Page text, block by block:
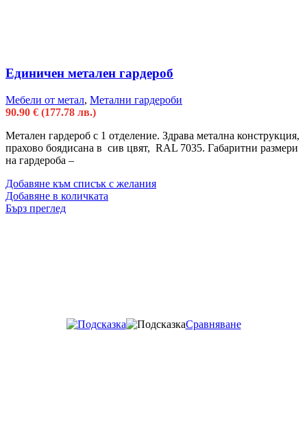
Единичен метален гардероб
Мебели от метал, Метални гардероби
90.90 € (177.78 лв.)
Метален гардероб с 1 отделение. Здрава метална конструкция,
прахово боядисана в сив цвят, RAL 7035. Габаритни размери
на гардероба –
Добавяне към списък с желания
Добавяне в количката
Бърз преглед
Сравняване